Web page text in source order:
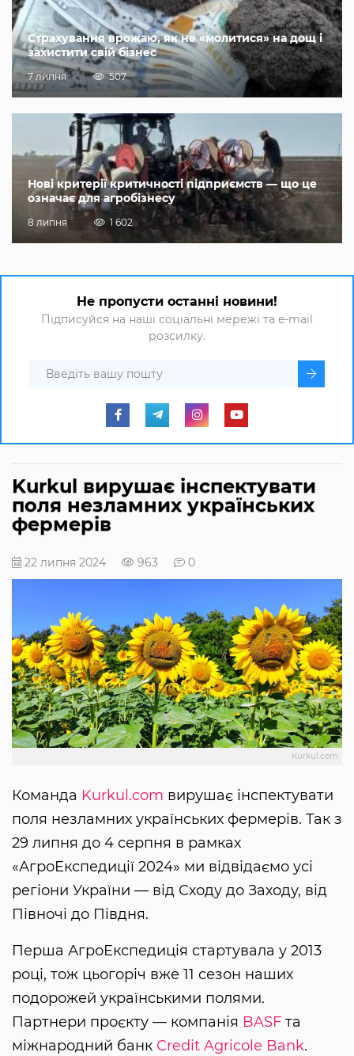
Страхування врожаю, як не «молитися» на дощ і
захистити свій бізнес
7 липня 507
Нові критерії критичності підприємств — що це
означає для агробізнесу
8 липня 1 602
Не пропусти останні новини!
Підписуйся на наші соціальні мережі та e-mail
розсилку.
Kurkul вирушає інспектувати
поля незламних українських
фермерів
22 липня 2024 963 0
Kurkul.com
Команда Kurkul.com вирушає інспектувати
поля незламних українських фермерів. Так з
29 липня до 4 серпня в рамках
«АгроЕкспедиції 2024» ми відвідаємо усі
регіони України — від Сходу до Заходу, від
Півночі до Півдня.
Перша АгроЕкспедиція стартувала у 2013
році, тож цьогоріч вже 11 сезон наших
подорожей українськими полями.
Партнери проєкту — компанія BASF та
міжнародний банк Credit Agricole Bank.